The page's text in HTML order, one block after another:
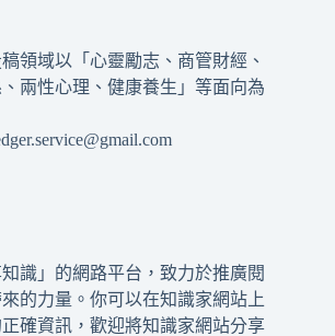
領域以「心靈勵志、商管財經、
兩性心理、健康養生」等面向為
識」的網路平台，致力於推廣閱
的力量。你可以在知識家網站上
確資訊，歡迎將知識家網站分享